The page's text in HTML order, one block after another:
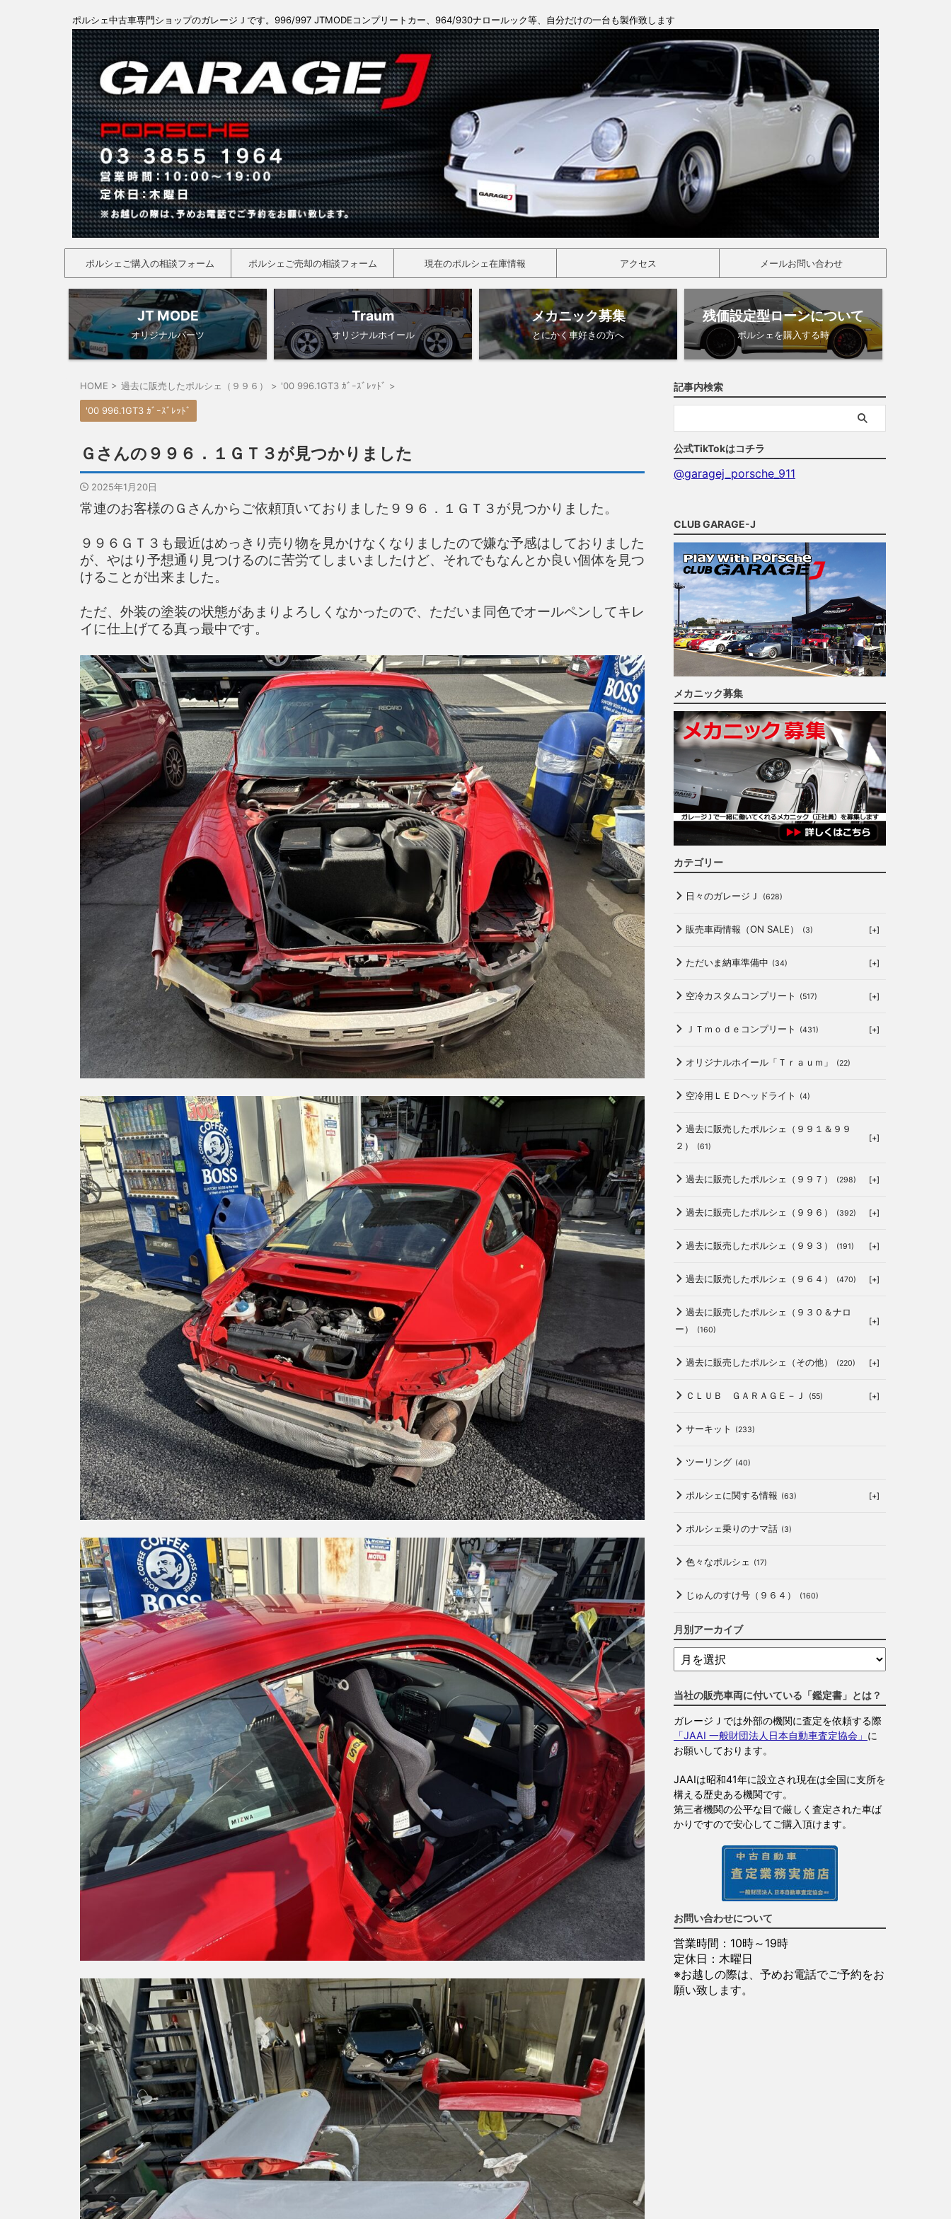
ポルシェ中古車専門ショップのガレージＪです。996/997 JTMODEコンプリートカー、964/930ナロールック等、自分だけの一台も製作致します
ポルシェご購入の相談フォーム ポルシェご売却の相談フォーム 現在のポルシェ在庫情報 アクセス メールお問い合わせ
JT MODE
オリジナルパーツ
Traum
オリジナルホイール
メカニック募集
とにかく車好きの方へ
残価設定型ローンについて
ポルシェを購入する時
HOME > 過去に販売したポルシェ（９９６） > '00 996.1GT3 ｶﾞｰｽﾞﾚｯﾄﾞ >
'00 996.1GT3 ｶﾞｰｽﾞﾚｯﾄﾞ
Ｇさんの９９６．１ＧＴ３が見つかりました
2025年1月20日
常連のお客様のＧさんからご依頼頂いておりました９９６．１ＧＴ３が見つかりました。
９９６ＧＴ３も最近はめっきり売り物を見かけなくなりましたので嫌な予感はしておりました
が、やはり予想通り見つけるのに苦労てしまいましたけど、それでもなんとか良い個体を見つ
けることが出来ました。
ただ、外装の塗装の状態があまりよろしくなかったので、ただいま同色でオールペンしてキレ
イに仕上げてる真っ最中です。
記事内検索
公式TikTokはコチラ
@garagej_porsche_911
CLUB GARAGE-J
メカニック募集
カテゴリー
日々のガレージＪ (628)
販売車両情報（ON SALE） (3) [+]
ただいま納車準備中 (34) [+]
空冷カスタムコンプリート (517) [+]
ＪＴｍｏｄｅコンプリート (431) [+]
オリジナルホイール「Ｔｒａｕｍ」 (22)
空冷用ＬＥＤヘッドライト (4)
過去に販売したポルシェ（９９１＆９９
２）
(61)
[+]
過去に販売したポルシェ（９９７） (298) [+]
過去に販売したポルシェ（９９６） (392) [+]
過去に販売したポルシェ（９９３） (191) [+]
過去に販売したポルシェ（９６４） (470) [+]
過去に販売したポルシェ（９３０＆ナロ
ー）
(160)
[+]
過去に販売したポルシェ（その他） (220) [+]
ＣＬＵＢ ＧＡＲＡＧＥ－Ｊ (55) [+]
サーキット (233)
ツーリング (40)
ポルシェに関する情報 (63) [+]
ポルシェ乗りのナマ話 (3)
色々なポルシェ (17)
じゅんのすけ号（９６４） (160)
月別アーカイブ
当社の販売車両に付いている「鑑定書」とは？
ガレージＪでは外部の機関に査定を依頼する際
「JAAI 一般財団法人日本自動車査定協会」 に
お願いしております。
JAAIは昭和41年に設立され現在は全国に支所を
構える歴史ある機関です。
第三者機関の公平な目で厳しく査定された車ば
かりですので安心してご購入頂けます。
お問い合わせについて
営業時間：10時～19時
定休日：木曜日
※お越しの際は、予めお電話でご予約をお
願い致します。